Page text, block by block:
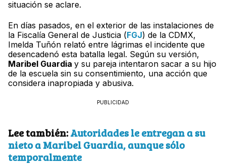
situación se aclare.
En días pasados, en el exterior de las instalaciones de
la Fiscalía General de Justicia (FGJ) de la CDMX,
Imelda Tuñón relató entre lágrimas el incidente que
desencadenó esta batalla legal. Según su versión,
Maribel Guardia y su pareja intentaron sacar a su hijo
de la escuela sin su consentimiento, una acción que
considera inapropiada y abusiva.
PUBLICIDAD
Lee también:Autoridades le entregan a su
nieto a Maribel Guardia, aunque sólo
temporalmente